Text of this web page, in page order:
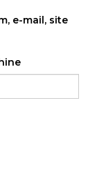
e-mail, site